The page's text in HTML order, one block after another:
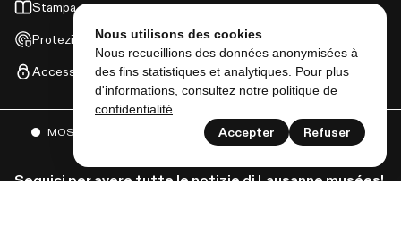
Stampa
Protezione dei dati
Accesso
MOSTRE E MOLTO ALTRO
Seguici per avere tutte le notizie di Lausanne musées!
Nous utilisons des cookies
Nous recueillions des données anonymisées à
des fins statistiques et analytiques. Pour plus
d'informations, consultez notre politique de
confidentialité
Accepter Refuser